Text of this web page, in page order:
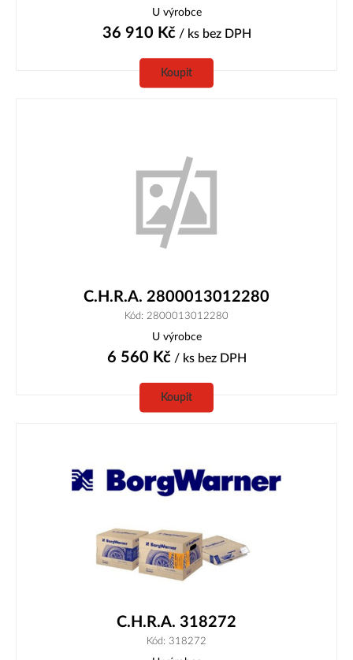
U výrobce
36 910 Kč/ ks bez DPH
Koupit
C.H.R.A. 2800013012280
Kód: 2800013012280
U výrobce
6 560 Kč/ ks bez DPH
Koupit
C.H.R.A. 318272
Kód: 318272